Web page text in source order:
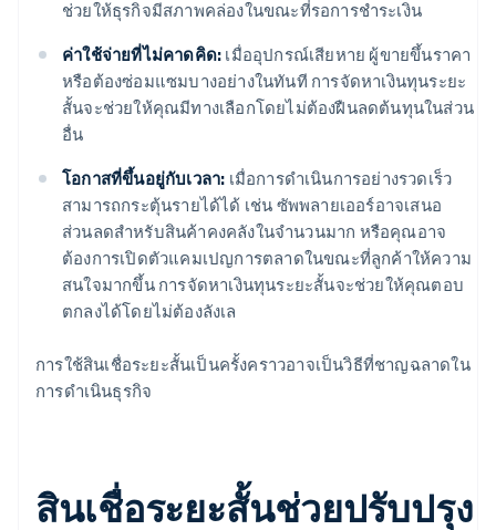
ช่วยให้ธุรกิจมีสภาพคล่องในขณะที่รอการชำระเงิน
ค่าใช้จ่ายที่ไม่คาดคิด: เมื่ออุปกรณ์เสียหาย ผู้ขายขึ้นราคา
หรือต้องซ่อมแซมบางอย่างในทันที การจัดหาเงินทุนระยะ
สั้นจะช่วยให้คุณมีทางเลือกโดยไม่ต้องฝืนลดต้นทุนในส่วน
อื่น
โอกาสที่ขึ้นอยู่กับเวลา: เมื่อการดำเนินการอย่างรวดเร็ว
สามารถกระตุ้นรายได้ได้ เช่น ซัพพลายเออร์อาจเสนอ
ส่วนลดสำหรับสินค้าคงคลังในจำนวนมาก หรือคุณอาจ
ต้องการเปิดตัวแคมเปญการตลาดในขณะที่ลูกค้าให้ความ
สนใจมากขึ้น การจัดหาเงินทุนระยะสั้นจะช่วยให้คุณตอบ
ตกลงได้โดยไม่ต้องลังเล
การใช้สินเชื่อระยะสั้นเป็นครั้งคราวอาจเป็นวิธีที่ชาญฉลาดใน
การดำเนินธุรกิจ
สินเชื่อระยะสั้นช่วยปรับปรุง